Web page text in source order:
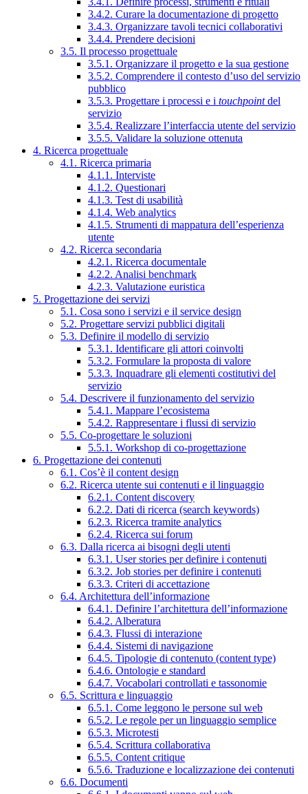
3.4.2. Curare la documentazione di progetto
3.4.3. Organizzare tavoli tecnici collaborativi
3.4.4. Prendere decisioni
3.5. Il processo progettuale
3.5.1. Organizzare il progetto e la sua gestione
3.5.2. Comprendere il contesto d’uso del servizio
pubblico
3.5.3. Progettare i processi e i touchpointdel
servizio
3.5.4. Realizzare l’interfaccia utente del servizio
3.5.5. Validare la soluzione ottenuta
4. Ricerca progettuale
4.1. Ricerca primaria
4.1.1. Interviste
4.1.2. Questionari
4.1.3. Test di usabilità
4.1.4. Web analytics
4.1.5. Strumenti di mappatura dell’esperienza
utente
4.2. Ricerca secondaria
4.2.1. Ricerca documentale
4.2.2. Analisi benchmark
4.2.3. Valutazione euristica
5. Progettazione dei servizi
5.1. Cosa sono i servizi e il service design
5.2. Progettare servizi pubblici digitali
5.3. Definire il modello di servizio
5.3.1. Identificare gli attori coinvolti
5.3.2. Formulare la proposta di valore
5.3.3. Inquadrare gli elementi costitutivi del
servizio
5.4. Descrivere il funzionamento del servizio
5.4.1. Mappare l’ecosistema
5.4.2. Rappresentare i flussi di servizio
5.5. Co-progettare le soluzioni
5.5.1. Workshop di co-progettazione
6. Progettazione dei contenuti
6.1. Cos’è il content design
6.2. Ricerca utente sui contenuti e il linguaggio
6.2.1. Content discovery
6.2.2. Dati di ricerca (search keywords)
6.2.3. Ricerca tramite analytics
6.2.4. Ricerca sui forum
6.3. Dalla ricerca ai bisogni degli utenti
6.3.1. User stories per definire i contenuti
6.3.2. Job stories per definire i contenuti
6.3.3. Criteri di accettazione
6.4. Architettura dell’informazione
6.4.1. Definire l’architettura dell’informazione
6.4.2. Alberatura
6.4.3. Flussi di interazione
6.4.4. Sistemi di navigazione
6.4.5. Tipologie di contenuto (content type)
6.4.6. Ontologie e standard
6.4.7. Vocabolari controllati e tassonomie
6.5. Scrittura e linguaggio
6.5.1. Come leggono le persone sul web
6.5.2. Le regole per un linguaggio semplice
6.5.3. Microtesti
6.5.4. Scrittura collaborativa
6.5.5. Content critique
6.5.6. Traduzione e localizzazione dei contenuti
6.6. Documenti